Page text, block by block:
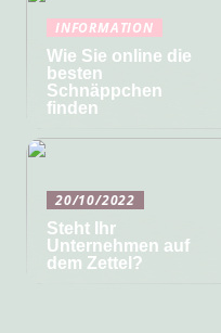
INFORMATION
Wie Sie online die
besten
Schnäppchen
finden
20/10/2022
Steht Ihr
Unternehmen auf
dem Zettel?